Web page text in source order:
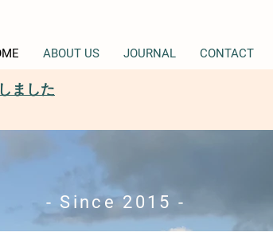
ABOUT US JOURNAL CONTACT
ました
- Since 2015 -